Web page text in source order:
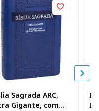
Sagrada ARC,
Gigante, com